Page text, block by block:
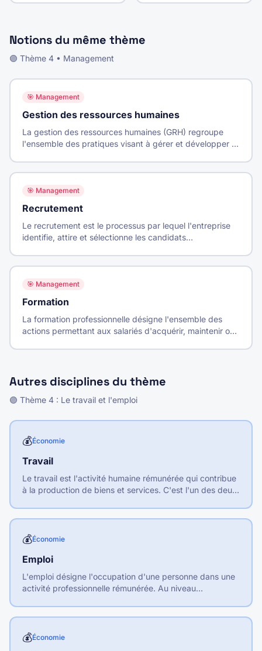
Notions du même thème
🟣 Thème 4 • Management
🎯 Management
Gestion des ressources humaines
La gestion des ressources humaines (GRH) regroupe
l'ensemble des pratiques visant à gérer et développer le
🎯 Management
Recrutement
Le recrutement est le processus par lequel l'entreprise
identifie, attire et sélectionne les candidats
🎯 Management
Formation
La formation professionnelle désigne l'ensemble des
actions permettant aux salariés d'acquérir, maintenir ou
Autres disciplines du thème
🟣 Thème 4 : Le travail et l'emploi
💰Économie
Travail
Le travail est l'activité humaine rémunérée qui contribue
à la production de biens et services. C'est l'un des deux
💰Économie
Emploi
L'emploi désigne l'occupation d'une personne dans une
activité professionnelle rémunérée. Au niveau
💰Économie